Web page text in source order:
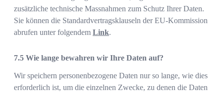
zusätzliche technische Massnahmen zum Schutz Ihrer Daten.
Sie können die Standardvertragsklauseln der EU-Kommission
abrufen unter folgendem Link.
Wie lange bewahren wir Ihre Daten auf?
Wir speichern personenbezogene Daten nur so lange, wie dies
erforderlich ist, um die einzelnen Zwecke, zu denen die Daten